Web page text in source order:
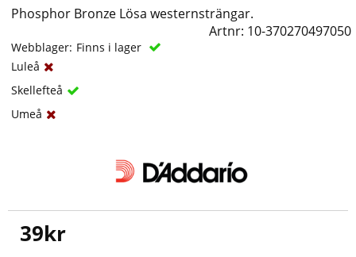
Phosphor Bronze Lösa westernsträngar.
Artnr: 10-370270497050
Webblager: Finns i lager
Luleå
Skellefteå
Umeå
39kr